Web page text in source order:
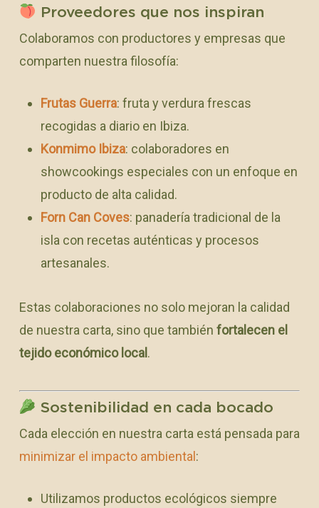
Proveedores que nos inspiran
Colaboramos con productores y empresas que
comparten nuestra filosofía:
Frutas Guerra: fruta y verdura frescas
recogidas a diario en Ibiza.
Konmimo Ibiza: colaboradores en
showcookings especiales con un enfoque en
producto de alta calidad.
Forn Can Coves: panadería tradicional de la
isla con recetas auténticas y procesos
artesanales.
Estas colaboraciones no solo mejoran la calidad
de nuestra carta, sino que también fortalecen el
tejido económico local.
Sostenibilidad en cada bocado
Cada elección en nuestra carta está pensada para
minimizar el impacto ambiental:
Utilizamos productos ecológicos siempre